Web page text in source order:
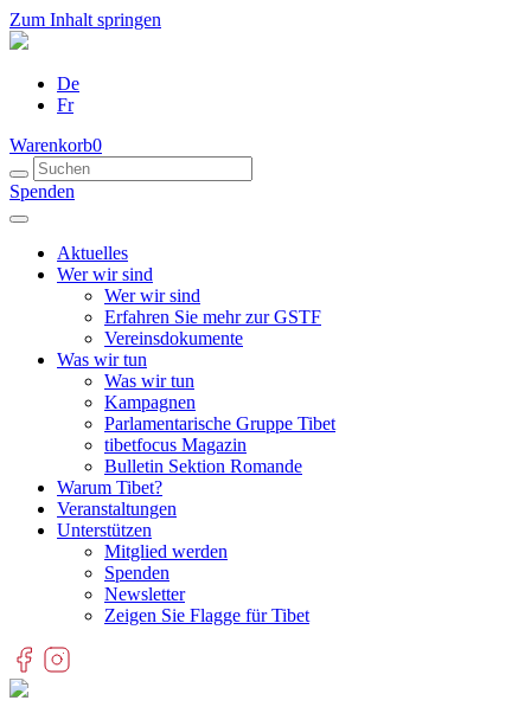
Zum Inhalt springen
De
Fr
Warenkorb0
Spenden
Aktuelles
Wer wir sind
Wer wir sind
Erfahren Sie mehr zur GSTF
Vereinsdokumente
Was wir tun
Was wir tun
Kampagnen
Parlamentarische Gruppe Tibet
tibetfocus Magazin
Bulletin Sektion Romande
Warum Tibet?
Veranstaltungen
Unterstützen
Mitglied werden
Spenden
Newsletter
Zeigen Sie Flagge für Tibet